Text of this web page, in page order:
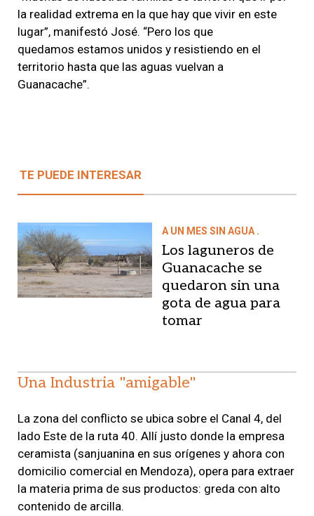
la realidad extrema en la que hay que vivir en este
lugar”, manifestó José. “Pero los que
quedamos estamos unidos y resistiendo en el
territorio hasta que las aguas vuelvan a
Guanacache”.
TE PUEDE INTERESAR
A UN MES SIN AGUA .
Los laguneros de
Guanacache se
quedaron sin una
gota de agua para
tomar
Una Industria "amigable"
La zona del conflicto se ubica sobre el Canal 4, del
lado Este de la ruta 40. Allí justo donde la empresa
ceramista (sanjuanina en sus orígenes y ahora con
domicilio comercial en Mendoza), opera para extraer
la materia prima de sus productos: greda con alto
contenido de arcilla.